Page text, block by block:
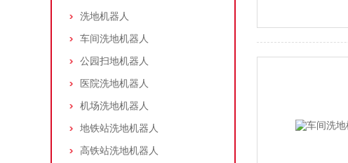
洗地机器人
车间洗地机器人
公园扫地机器人
医院洗地机器人
机场洗地机器人
地铁站洗地机器人
高铁站洗地机器人